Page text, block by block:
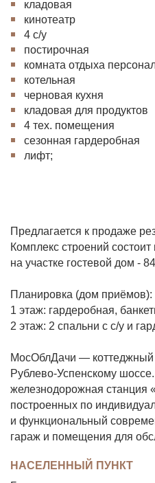
кладовая
кинотеатр
4 с/у
постирочная
комната отдыха
котельная
черновая кухня
кладовая для продуктов
4 тех. помещения
сезонная гардеробная
лифт;
Предлагается к продаже
Комплекс строений
на участке гостевой дом -
Планировка (дом приёмов):
1 этаж: гардеробная,
2 этаж: 2 спальни с с/у и
МосОблДачи — коттеджный
Рублево-Успенскому
железнодорожная станция
построенных по
и функциональный
гараж и помещения для
НАСЕЛЕННЫЙ ПУНКТ